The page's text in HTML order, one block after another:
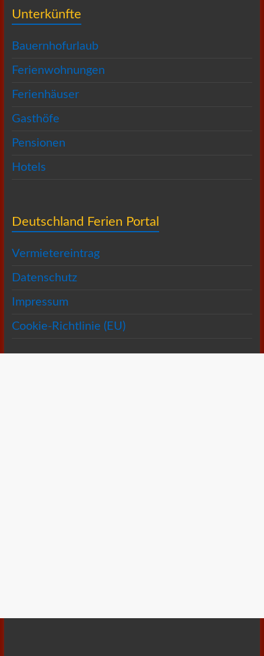
Unterkünfte
Bauernhofurlaub
Ferienwohnungen
Ferienhäuser
Gasthöfe
Pensionen
Hotels
Deutschland Ferien Portal
Vermietereintrag
Datenschutz
Impressum
Cookie-Richtlinie (EU)